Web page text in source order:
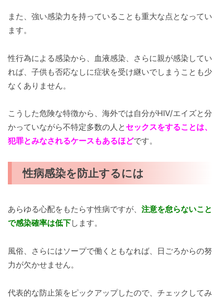
また、強い感染力を持っていることも重大な点となってい
ます。
性行為による感染から、血液感染、さらに親が感染してい
れば、子供も否応なしに症状を受け継いでしまうことも少
なくありません。
こうした危険な特徴から、海外では自分がHIV/エイズと分
かっていながら不特定多数の人と セックスをすることは、
犯罪とみなされるケースもあるほどです。
性病感染を防止するには
あらゆる心配をもたらす性病ですが、 注意を怠らないこと
で感染確率は低下します。
風俗、さらにはソープで働くともなれば、日ごろからの努
力が欠かせません。
代表的な防止策をピックアップしたので、チェックしてみ